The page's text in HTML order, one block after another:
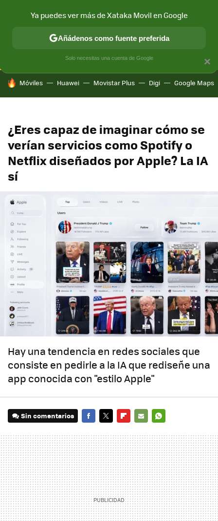
CONECTIVIDAD MÓVIL Y SOCIEDAD APLICACIONES
HOY SE HABLA DE
Móviles Huawei Movistar Plus Digi Google Maps
¿Eres capaz de imaginar cómo se
verían servicios como Spotify o
Netflix diseñados por Apple? La IA
sí
Hay una tendencia en redes sociales que
consiste en pedirle a la IA que rediseñe una
app conocida con "estilo Apple"
Sin comentarios
MAIL
×
Ya puedes ver más de Xataka Movil en Google
Añádenos como fuente preferida
Solo necesitas una cuenta de Google